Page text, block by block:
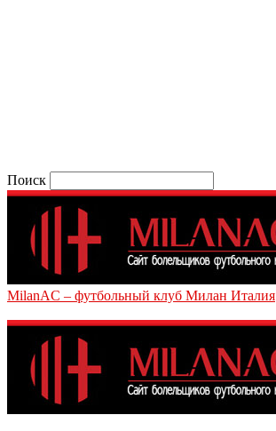
Поиск
MilanAC – футбольный клуб Милан Италия